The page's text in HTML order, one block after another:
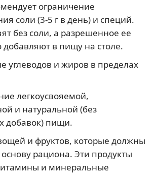
ограничение
соли (3-5 г в день) и специй.
без соли, а разрешенное ее
добавляют в пищу на столе.
углеводов и жиров в пределах
легкоусвояемой,
и натуральной (без
добавок) пищи.
и фруктов, которые должны
основу рациона. Эти продукты
и минеральные